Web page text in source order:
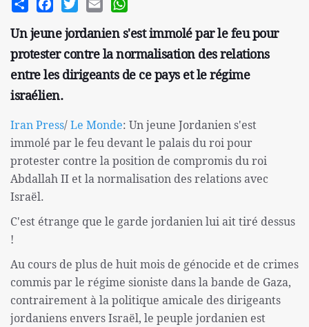
Un jeune jordanien s'est immolé par le feu pour
protester contre la normalisation des relations
entre les dirigeants de ce pays et le régime
israélien.
Iran Press/Le Monde: Un jeune Jordanien s'est
immolé par le feu devant le palais du roi pour
protester contre la position de compromis du roi
Abdallah II et la normalisation des relations avec
Israël.
C'est étrange que le garde jordanien lui ait tiré dessus
!
Au cours de plus de huit mois de génocide et de crimes
commis par le régime sioniste dans la bande de Gaza,
contrairement à la politique amicale des dirigeants
jordaniens envers Israël, le peuple jordanien est